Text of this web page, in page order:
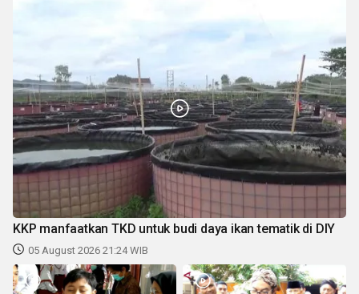
KKP manfaatkan TKD untuk budi daya ikan tematik di DIY
05 August 2026 21:24 WIB